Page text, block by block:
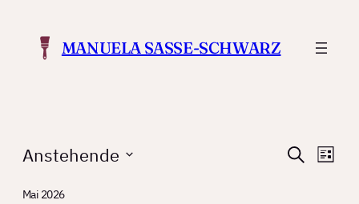
MANUELA SASSE-SCHWARZ
Veranstaltungen Suche
Liste
Anstehende
wählen.
Mai 2026